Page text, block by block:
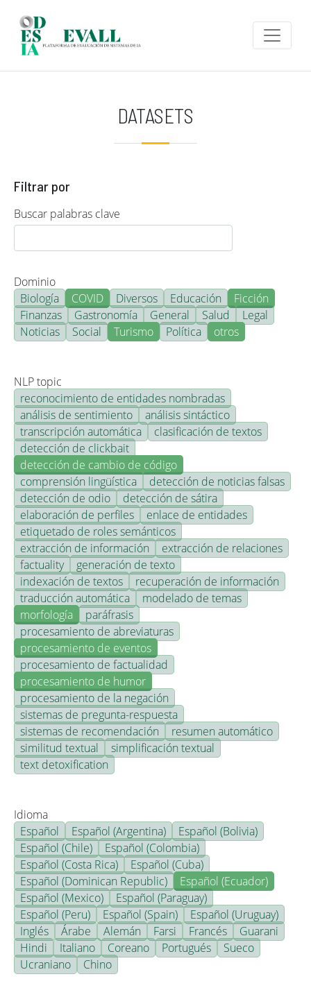
DATASETS
Filtrar por
Buscar palabras clave
Dominio
Biología
COVID Diversos Educación
Ficción
Finanzas
Gastronomía General Salud
Legal
Noticias
Social Turismo Política otros
NLP topic
reconocimiento de entidades nombradas
análisis de sentimiento
análisis sintáctico
transcripción automática
clasificación de textos
detección de clickbait
detección de cambio de código
comprensión lingüística
detección de noticias falsas
detección de odio
detección de sátira
elaboración de perfiles
enlace de entidades
etiquetado de roles semánticos
extracción de información
extracción de relaciones
factuality
generación de texto
indexación de textos
recuperación de información
traducción automática
modelado de temas
morfología
paráfrasis
procesamiento de abreviaturas
procesamiento de eventos
procesamiento de factualidad
procesamiento de humor
procesamiento de la negación
sistemas de pregunta-respuesta
sistemas de recomendación
resumen automático
similitud textual
simplificación textual
text detoxification
Idioma
Español
Español (Argentina)
Español (Bolivia)
Español (Chile)
Español (Colombia)
Español (Costa Rica)
Español (Cuba)
Español (Dominican Republic)
Español (Ecuador)
Español (Mexico)
Español (Paraguay)
Español (Peru)
Español (Spain)
Español (Uruguay)
Inglés
Árabe Alemán Farsi Francés
Guarani
Hindi
Italiano Coreano Portugués
Sueco
Ucraniano
Chino